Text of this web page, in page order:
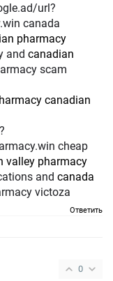
canada
pharmacy
and canadian
scam
canadian
cheap
valley pharmacy
and canada
victoza
Ответить
0